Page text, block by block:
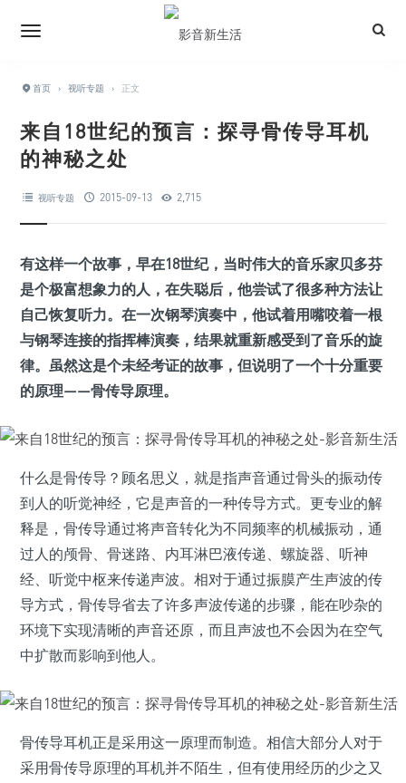
首页 › 视听专题 › 正文
来自18世纪的预言：探寻骨传导耳机
的神秘之处
视听专题 2015-09-13 2,715
有这样一个故事，早在18世纪，当时伟大的音乐家贝多芬
是个极富想象力的人，在失聪后，他尝试了很多种方法让
自己恢复听力。在一次钢琴演奏中，他试着用嘴咬着一根
与钢琴连接的指挥棒演奏，结果就重新感受到了音乐的旋
律。虽然这是个未经考证的故事，但说明了一个十分重要
的原理——骨传导原理。
什么是骨传导？顾名思义，就是指声音通过骨头的振动传
到人的听觉神经，它是声音的一种传导方式。更专业的解
释是，骨传导通过将声音转化为不同频率的机械振动，通
过人的颅骨、骨迷路、内耳淋巴液传递、螺旋器、听神
经、听觉中枢来传递声波。相对于通过振膜产生声波的传
导方式，骨传导省去了许多声波传递的步骤，能在吵杂的
环境下实现清晰的声音还原，而且声波也不会因为在空气
中扩散而影响到他人。
骨传导耳机正是采用这一原理而制造。相信大部分人对于
采用骨传导原理的耳机并不陌生，但有使用经历的少之又